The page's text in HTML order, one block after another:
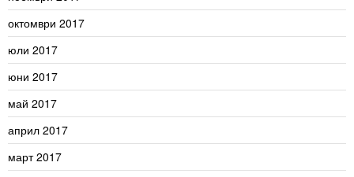
октомври 2017
юли 2017
юни 2017
май 2017
април 2017
март 2017